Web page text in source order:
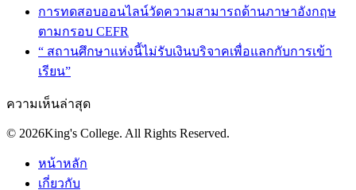
การทดสอบออนไลน์วัดความสามารถด้านภาษาอังกฤษ
ตามกรอบ CEFR
“ สถานศึกษาแห่งนี้ไม่รับเงินบริจาคเพื่อแลกกับการเข้า
เรียน”
ความเห็นล่าสุด
© 2026King's College. All Rights Reserved.
หน้าหลัก
เกี่ยวกับ